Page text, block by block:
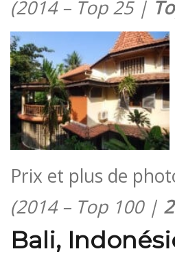
(2014 – Top 25 |
Prix ​​et plus de
(2014 – Top 100 |
Bali,